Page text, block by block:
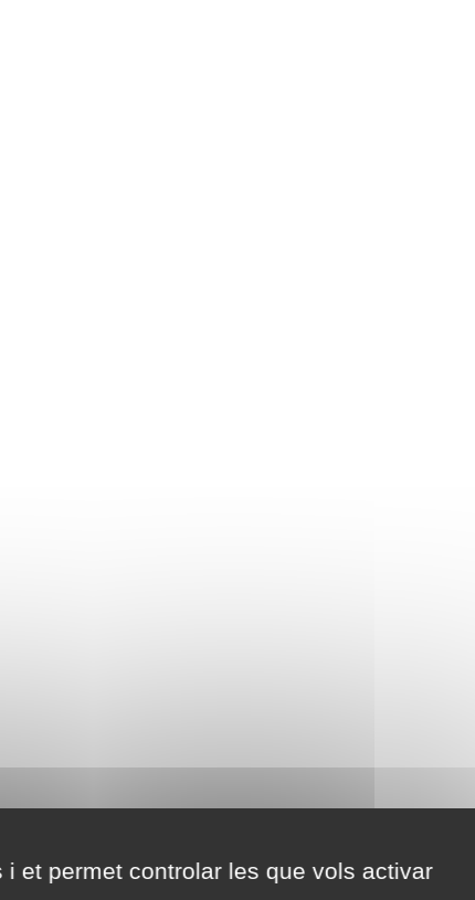
et permet controlar les que vols activar